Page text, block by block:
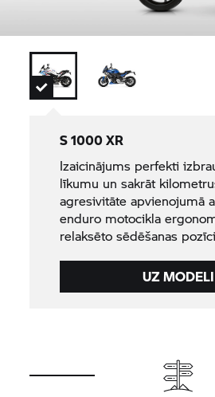
S 1000 XR
Izaicinājums perfekti
līkumu un sakrāt
agresivitāte apvienojumā
enduro motocikla
relaksēto sēdēšanas
UZ MODELI